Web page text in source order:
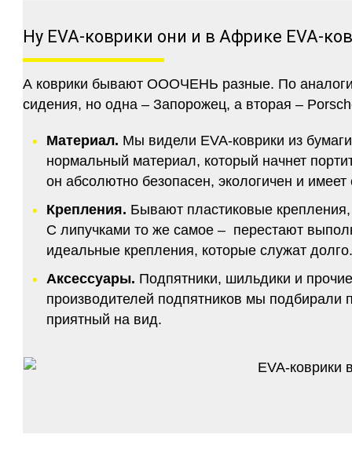
Ну EVA-коврики они и в Африке EVA-
А коврики бывают ОООЧЕНЬ разные. По
сидения, но одна – Запорожец, а вторая –
Материал. Мы видели EVA-коврики из
нормальный материал, который начнет
он абсолютно безопасен, экологичен и
Крепления. Бывают пластиковые
С липучками то же самое – перестают
идеальные крепления, которые служат
Аксессуары. Подпятники, шильдики и
производителей подпятников мы подбирали
приятный на вид.